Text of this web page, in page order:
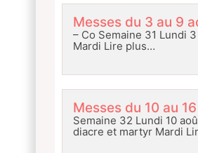
Messes du 3 au 9
– Co Semaine 31 Lundi
Mardi Lire plus…
Messes du 10 au
Semaine 32 Lundi 10
diacre et martyr Mardi